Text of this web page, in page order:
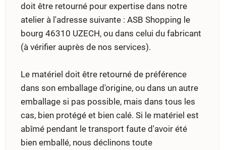
doit être retourné pour expertise dans notre
atelier à l'adresse suivante : ASB Shopping le
bourg 46310 UZECH, ou dans celui du fabricant
(à vérifier auprès de nos services).
Le matériel doit être retourné de préférence
dans son emballage d'origine, ou dans un autre
emballage si pas possible, mais dans tous les
cas, bien protégé et bien calé. Si le matériel est
abîmé pendant le transport faute d'avoir été
bien emballé, nous déclinons toute